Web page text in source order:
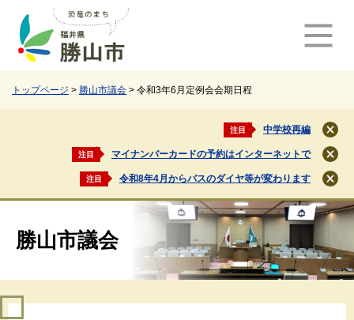
トップページ > 勝山市議会 > 令和3年6月定例会会期日程
注目 中学校再編
閉
じ
る
注目 マイナンバーカードの予約はインターネットで
閉
じ
る
注目 令和8年4月からバスのダイヤ等が変わります
閉
じ
る
勝山市議会